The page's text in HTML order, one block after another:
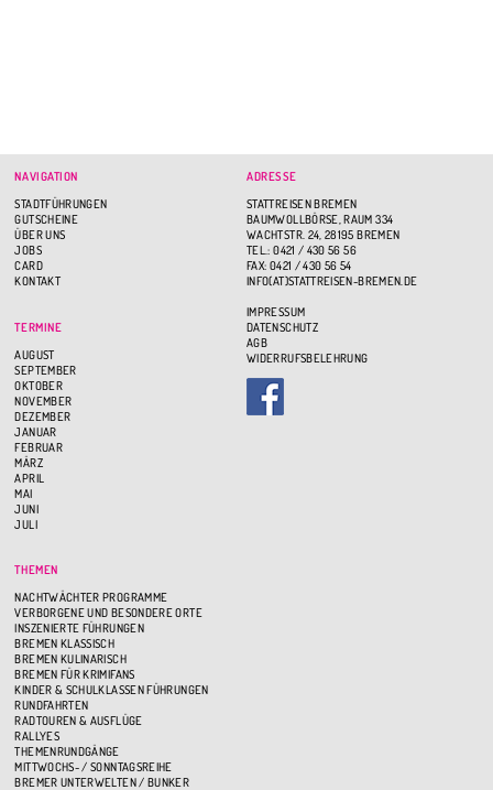
NAVIGATION
STADTFÜHRUNGEN
GUTSCHEINE
ÜBER UNS
JOBS
CARD
KONTAKT
TERMINE
AUGUST
SEPTEMBER
OKTOBER
NOVEMBER
DEZEMBER
JANUAR
FEBRUAR
MÄRZ
APRIL
MAI
JUNI
JULI
THEMEN
NACHTWÄCHTER PROGRAMME
VERBORGENE UND BESONDERE ORTE
INSZENIERTE FÜHRUNGEN
BREMEN KLASSISCH
BREMEN KULINARISCH
BREMEN FÜR KRIMIFANS
KINDER & SCHULKLASSEN FÜHRUNGEN
RUNDFAHRTEN
RADTOUREN & AUSFLÜGE
RALLYES
THEMENRUNDGÄNGE
MITTWOCHS- / SONNTAGSREIHE
BREMER UNTERWELTEN / BUNKER
ADRESSE
STATTREISEN BREMEN
BAUMWOLLBÖRSE, RAUM 334
WACHTSTR. 24, 28195 BREMEN
TEL.: 0421 / 430 56 56
FAX: 0421 / 430 56 54
INFO(AT)STATTREISEN-BREMEN.DE
IMPRESSUM
DATENSCHUTZ
AGB
WIDERRUFSBELEHRUNG